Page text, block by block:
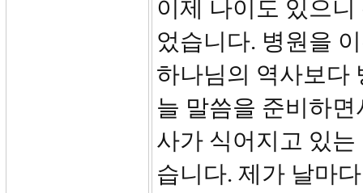
이제 나이도 있으
었습니다. 병원을
하나님의 역사보다
늘 말씀을 준비하
사가 식어지고 있
습니다. 제가 날마